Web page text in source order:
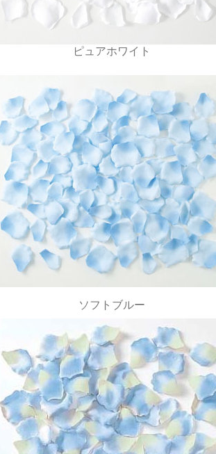
ピュアホワイト
ソフトブルー